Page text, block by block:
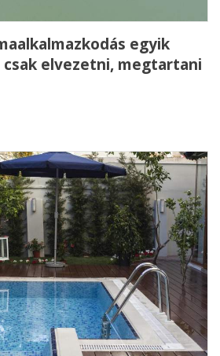
egyik
csak elvezetni, megtartani